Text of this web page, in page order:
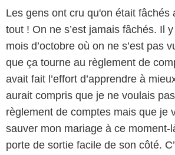
Les gens ont cru qu'on était fâchés
tout ! On ne s’est jamais fâchés. Il
mois d’octobre où on ne s’est pas
que ça tourne au règlement de
avait fait l’effort d’apprendre à
aurait compris que je ne voulais
règlement de comptes mais que je
sauver mon mariage à ce moment-
porte de sortie facile de son côté.